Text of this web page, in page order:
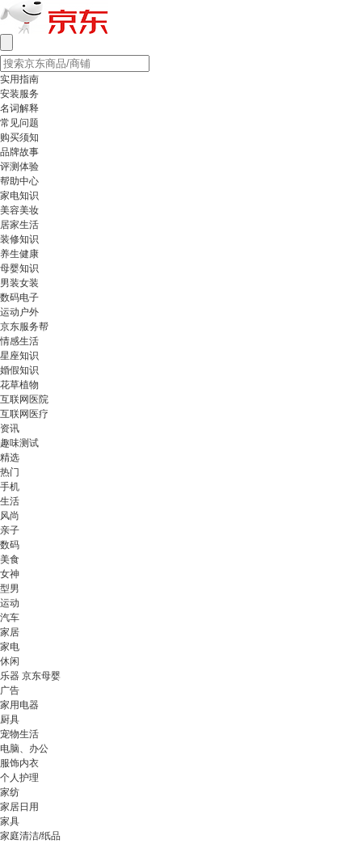
实用指南
安装服务
名词解释
常见问题
购买须知
品牌故事
评测体验
帮助中心
家电知识
美容美妆
居家生活
装修知识
养生健康
母婴知识
男装女装
数码电子
运动户外
京东服务帮
情感生活
星座知识
婚假知识
花草植物
互联网医院
互联网医疗
资讯
趣味测试
精选
热门
手机
生活
风尚
亲子
数码
美食
女神
型男
运动
汽车
家居
家电
休闲
乐器 京东母婴
广告
家用电器
厨具
宠物生活
电脑、办公
服饰内衣
个人护理
家纺
家居日用
家具
家庭清洁/纸品